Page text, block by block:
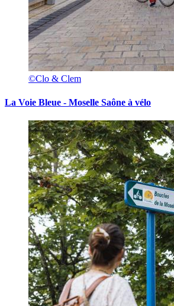
©Clo & Clem
La Voie Bleue - Moselle Saône à vélo